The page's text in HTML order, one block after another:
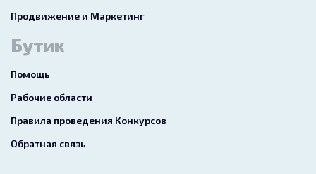
Продвижение и Маркетинг
Бутик
Помощь
Рабочие области
Правила проведения Конкурсов
Обратная связь